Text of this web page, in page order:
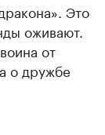
Это
оживают.
от
о дружбе